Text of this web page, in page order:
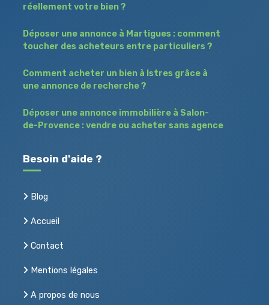
réellement votre bien ?
Déposer une annonce à Martigues : comment
toucher des acheteurs entre particuliers ?
Comment acheter un bien à Istres grâce à
une annonce de recherche ?
Déposer une annonce immobilière à Salon-
de-Provence : vendre ou acheter sans agence
Besoin d'aide ?
Blog
Accueil
Contact
Mentions légales
A propos de nous